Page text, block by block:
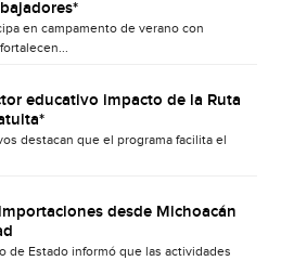
en campamento de verano con
educativo impacto de la Ruta
destacan que el programa facilita el
desde Michoacán
de Estado informó que las actividades